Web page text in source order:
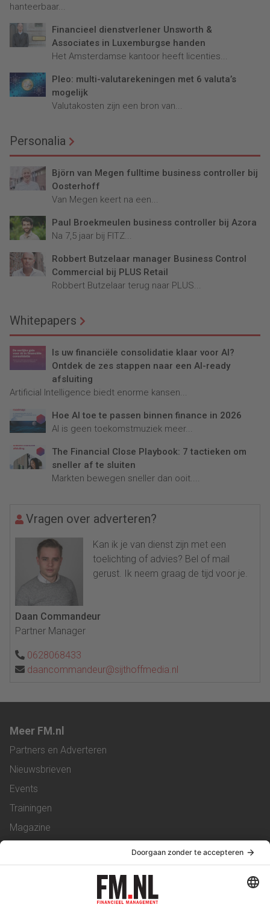
hanteerbaar...
Financieel dienstverlener Unsworth &
Associates in Luxemburgse handen
Het Amsterdamse kantoor heeft licenties...
Pleo: multi-valutarekeningen met 6 valuta’s
mogelijk
Valutakosten zijn een bron van...
Personalia
Björn van Megen fulltime business controller bij
Oosterhoff
Van Megen keert na een...
Paul Broekmeulen business controller bij Azora
Na 7,5 jaar bij FITZ...
Robbert Butzelaar manager Business Control
Commercial bij PLUS Retail
Robbert Butzelaar terug naar PLUS...
Whitepapers
Is uw financiële consolidatie klaar voor AI?
Ontdek de zes stappen naar een AI-ready
afsluiting
Artificial Intelligence biedt enorme kansen...
Hoe AI toe te passen binnen finance in 2026
AI is geen toekomstmuziek meer...
The Financial Close Playbook: 7 tactieken om
sneller af te sluiten
Markten bewegen sneller dan ooit....
Vragen over adverteren?
Kan ik je van dienst zijn met een
toelichting of advies? Bel of mail
gerust. Ik neem graag de tijd voor je.
Daan Commandeur
Partner Manager
0628068433
daancommandeur@sijthoffmedia.nl
Meer FM.nl
Partners en Adverteren
Nieuwsbrieven
Events
Trainingen
Magazine
Service & Contact